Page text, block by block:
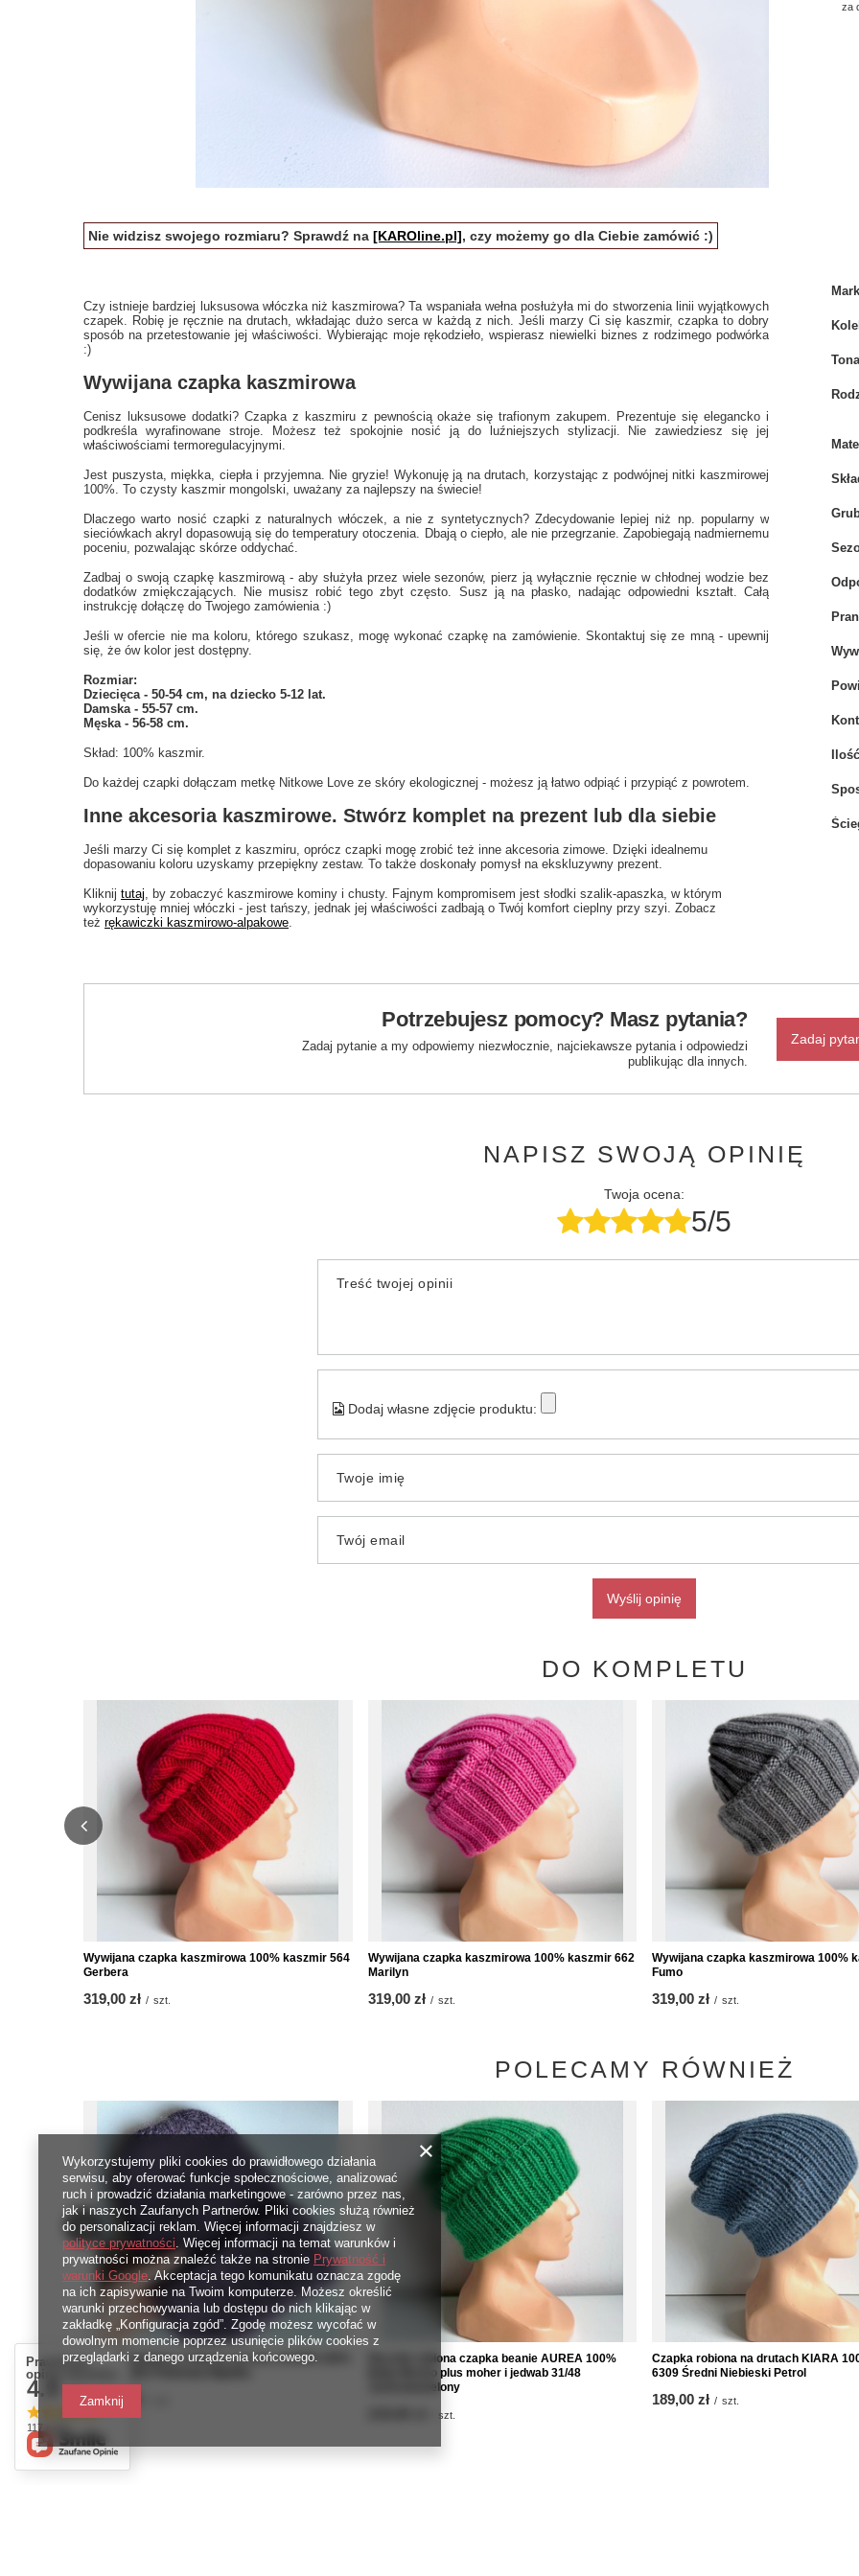
za
Nie widzisz swojego rozmiaru? Sprawdź na [KAROline.pl], czy możemy go dla Ciebie zamówić :)
Czy istnieje bardziej luksusowa włóczka niż kaszmirowa? Ta wspaniała wełna posłużyła mi do stworzenia linii wyjątkowych
czapek. Robię je ręcznie na drutach, wkładając dużo serca w każdą z nich. Jeśli marzy Ci się kaszmir, czapka to dobry
sposób na przetestowanie jej właściwości. Wybierając moje rękodzieło, wspierasz niewielki biznes z rodzimego podwórka
:)
Wywijana czapka kaszmirowa
Cenisz luksusowe dodatki? Czapka z kaszmiru z pewnością okaże się trafionym zakupem. Prezentuje się elegancko i
podkreśla wyrafinowane stroje. Możesz też spokojnie nosić ją do luźniejszych stylizacji. Nie zawiedziesz się jej
właściwościami termoregulacyjnymi.
Jest puszysta, miękka, ciepła i przyjemna. Nie gryzie! Wykonuję ją na drutach, korzystając z podwójnej nitki kaszmirowej
100%. To czysty kaszmir mongolski, uważany za najlepszy na świecie!
Dlaczego warto nosić czapki z naturalnych włóczek, a nie z syntetycznych? Zdecydowanie lepiej niż np. popularny w
sieciówkach akryl dopasowują się do temperatury otoczenia. Dbają o ciepło, ale nie przegrzanie. Zapobiegają nadmiernemu
poceniu, pozwalając skórze oddychać.
Zadbaj o swoją czapkę kaszmirową - aby służyła przez wiele sezonów, pierz ją wyłącznie ręcznie w chłodnej wodzie bez
dodatków zmiękczających. Nie musisz robić tego zbyt często. Susz ją na płasko, nadając odpowiedni kształt. Całą
instrukcję dołączę do Twojego zamówienia :)
Jeśli w ofercie nie ma koloru, którego szukasz, mogę wykonać czapkę na zamówienie. Skontaktuj się ze mną - upewnij
się, że ów kolor jest dostępny.
Rozmiar:
Dziecięca - 50-54 cm, na dziecko 5-12 lat.
Damska - 55-57 cm.
Męska - 56-58 cm.
Skład: 100% kaszmir.
Do każdej czapki dołączam metkę Nitkowe Love ze skóry ekologicznej - możesz ją łatwo odpiąć i przypiąć z powrotem.
Inne akcesoria kaszmirowe. Stwórz komplet na prezent lub dla siebie
Jeśli marzy Ci się komplet z kaszmiru, oprócz czapki mogę zrobić też inne akcesoria zimowe. Dzięki idealnemu
dopasowaniu koloru uzyskamy przepiękny zestaw. To także doskonały pomysł na ekskluzywny prezent.
Kliknij tutaj, by zobaczyć kaszmirowe kominy i chusty. Fajnym kompromisem jest słodki szalik-apaszka, w którym
wykorzystuję mniej włóczki - jest tańszy, jednak jej właściwości zadbają o Twój komfort cieplny przy szyi. Zobacz
też rękawiczki kaszmirowo-alpakowe.
Potrzebujesz pomocy? Masz pytania?
Zadaj pytanie a my odpowiemy niezwłocznie, najciekawsze pytania i odpowiedzi
publikując dla innych.
Zadaj
NAPISZ SWOJĄ OPINIĘ
Twoja ocena:
5/5
Treść twojej opinii
Dodaj własne zdjęcie produktu:
Twoje imię
Twój email
Wyślij opinię
DO KOMPLETU
Wywijana czapka kaszmirowa 100% kaszmir 564
Gerbera
319,00 zł / szt.
Wywijana czapka kaszmirowa 100% kaszmir 662
Marilyn
319,00 zł / szt.
Wywijana czapka kaszmirowa 100%
Fumo
319,00 zł / szt.
POLECAMY RÓWNIEŻ
Czapka wywijana zrobiona ręcznie LAURIN 100%
219,00 zł
Ręcznie robiona czapka beanie AUREA 100%
Baby Merino plus moher i jedwab 31/48
Jaskrawozielony
szt.
Czapka robiona na drutach KIARA
6309 Średni Niebieski Petrol
189,00 zł / szt.
Prawdziwe
opinie klientów
4.9
117 opinii
Wykorzystujemy pliki cookies do prawidłowego działania
serwisu, aby oferować funkcje społecznościowe, analizować
ruch i prowadzić działania marketingowe - zarówno przez nas,
jak i naszych Zaufanych Partnerów. Pliki cookies służą również
do personalizacji reklam. Więcej informacji znajdziesz w
polityce prywatności. Więcej informacji na temat warunków i
prywatności można znaleźć także na stronie Prywatność i
warunki Google. Akceptacja tego komunikatu oznacza zgodę
na ich zapisywanie na Twoim komputerze. Możesz określić
warunki przechowywania lub dostępu do nich klikając w
zakładkę „Konfiguracja zgód”. Zgodę możesz wycofać w
dowolnym momencie poprzez usunięcie plików cookies z
przeglądarki z danego urządzenia końcowego.
Zamknij